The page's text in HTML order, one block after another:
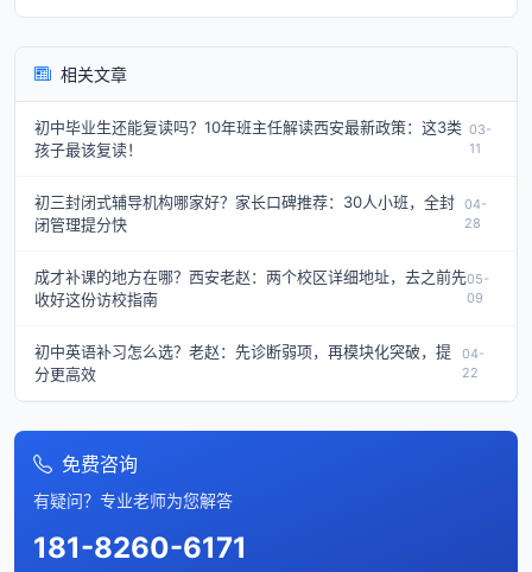
相关文章
初中毕业生还能复读吗？10年班主任解读西安最新政策：这3类
孩子最该复读！
03-
11
初三封闭式辅导机构哪家好？家长口碑推荐：30人小班，全封
闭管理提分快
04-
28
成才补课的地方在哪？西安老赵：两个校区详细地址，去之前先
收好这份访校指南
05-
09
初中英语补习怎么选？老赵：先诊断弱项，再模块化突破，提
分更高效
04-
22
免费咨询
有疑问？专业老师为您解答
181-8260-6171